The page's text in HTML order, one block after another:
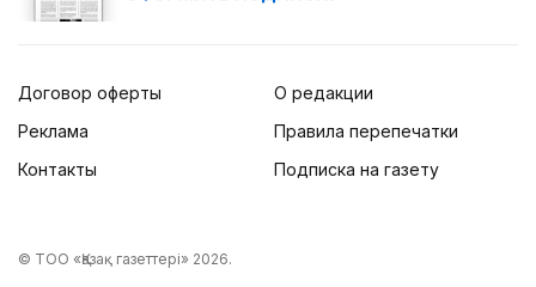
Договор оферты
Реклама
Контакты
О редакции
Правила перепечатки
Подписка на газету
© ТОО «Қазақ газеттері» 2026.